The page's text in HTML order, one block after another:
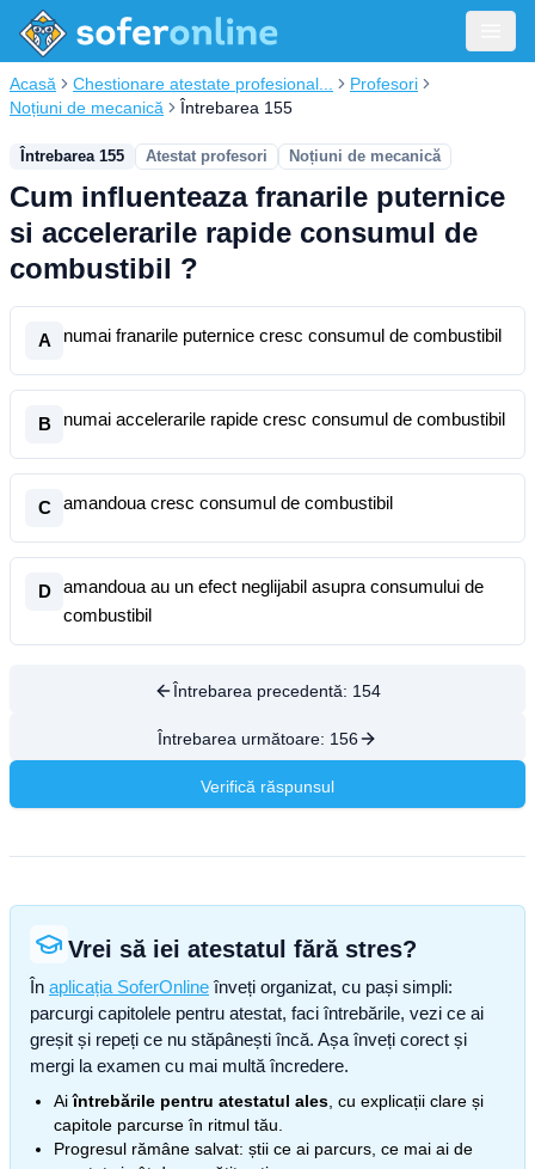
Acasă Chestionare atestate profesional...
Profesori
Noțiuni de mecanică
Întrebarea 155
Întrebarea 155 Atestat profesori Noțiuni de mecanică
Cum influenteaza franarile puternice
si accelerarile rapide consumul de
combustibil ?
A numai franarile puternice cresc consumul de combustibil
B numai accelerarile rapide cresc consumul de combustibil
C amandoua cresc consumul de combustibil
D
amandoua au un efect neglijabil asupra consumului de
combustibil
Întrebarea precedentă: 154
Întrebarea următoare: 156
Verifică răspunsul
Vrei să iei atestatul fără stres?
În aplicația SoferOnline înveți organizat, cu pași simpli:
parcurgi capitolele pentru atestat, faci întrebările, vezi ce ai
greșit și repeți ce nu stăpânești încă. Așa înveți corect și
mergi la examen cu mai multă încredere.
Aiîntrebările pentru atestatul ales , cu explicații clare și
capitole parcurse în ritmul tău.
Progresul rămâne salvat: știi ce ai parcurs, ce mai ai de